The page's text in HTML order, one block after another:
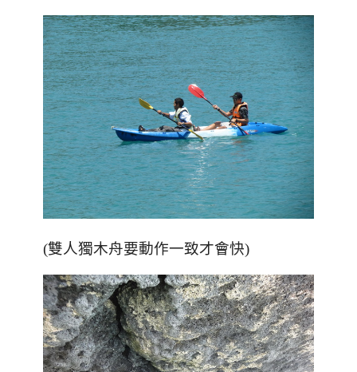
(雙人獨木舟要動作一致才會快)